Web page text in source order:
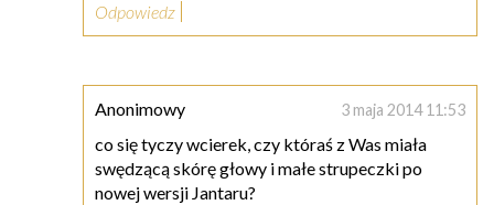
Odpowiedz
Anonimowy 3 maja 2014 11:53
co się tyczy wcierek, czy któraś z Was miała
swędzącą skórę głowy i małe strupeczki po
nowej wersji Jantaru?